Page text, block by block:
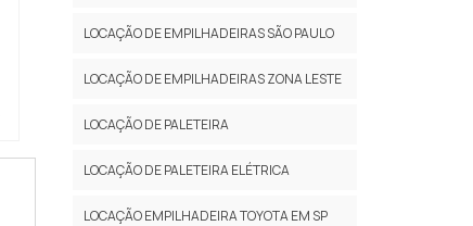
LOCAÇÃO DE EMPILHADEIRAS SÃO PAULO
LOCAÇÃO DE EMPILHADEIRAS ZONA LESTE
LOCAÇÃO DE PALETEIRA
LOCAÇÃO DE PALETEIRA ELÉTRICA
LOCAÇÃO EMPILHADEIRA TOYOTA EM SP